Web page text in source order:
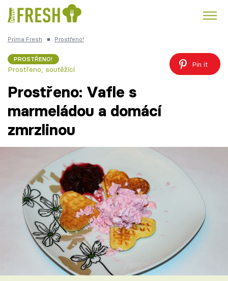
Česká kuchyně
Témata
Recepty
Články
TV Program
Škola vaření
Recepty z TV
Prima Fresh ■ Prostřeno!
PROSTŘENO!
Prostřeno, soutěžící
Pin it
Prostřeno: Vafle s
marmeládou a domácí
zmrzlinou